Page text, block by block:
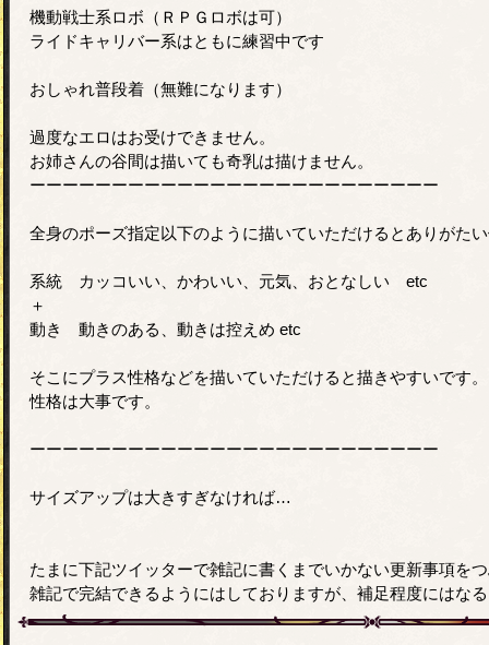
機動戦士系ロボ（ＲＰＧロボは可）
ライドキャリバー系はともに練習中です
おしゃれ普段着（無難になります）
過度なエロはお受けできません。
お姉さんの谷間は描いても奇乳は描けません。
ーーーーーーーーーーーーーーーーーーーーーーーーー
全身のポーズ指定以下のように描いていただけるとありがた
系統 カッコいい、かわいい、元気、おとなしい etc
＋
動き 動きのある、動きは控えめ etc
そこにプラス性格などを描いていただけると描きやすいで
性格は大事です。
ーーーーーーーーーーーーーーーーーーーーーーーーー
サイズアップは大きすぎなければ…
たまに下記ツイッターで雑記に書くまでいかない更新事項を
雑記で完結できるようにはしておりますが、補足程度にはな